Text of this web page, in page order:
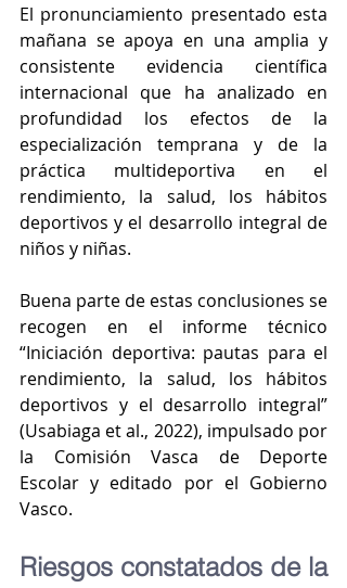
El pronunciamiento presentado esta
mañana se apoya en una amplia y
consistente evidencia científica
internacional que ha analizado en
profundidad los efectos de la
especialización temprana y de la
práctica multideportiva en el
rendimiento, la salud, los hábitos
deportivos y el desarrollo integral de
niños y niñas.
Buena parte de estas conclusiones se
recogen en el informe técnico
“Iniciación deportiva: pautas para el
rendimiento, la salud, los hábitos
deportivos y el desarrollo integral”
(Usabiaga et al., 2022), impulsado por
la Comisión Vasca de Deporte
Escolar y editado por el Gobierno
Vasco.
Riesgos constatados de la